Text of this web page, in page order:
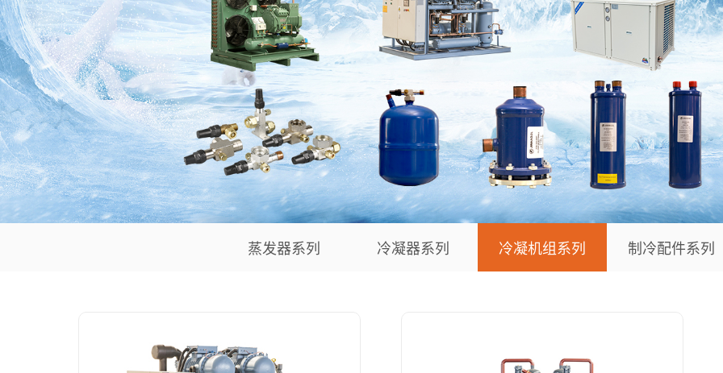
蒸发器系列 冷凝器系列 冷凝机组系列 制冷配件系列